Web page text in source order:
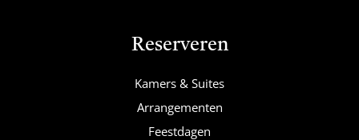
Reserveren
Kamers & Suites
Arrangementen
Feestdagen